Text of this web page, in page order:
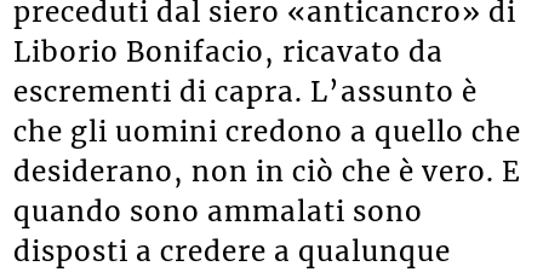
preceduti dal siero «anticancro» di
Liborio Bonifacio, ricavato da
escrementi di capra. L’assunto è
che gli uomini credono a quello che
desiderano, non in ciò che è vero. E
quando sono ammalati sono
disposti a credere a qualunque